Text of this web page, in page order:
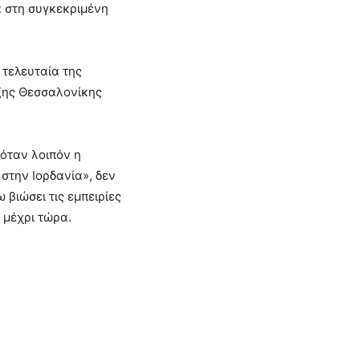
συγκεκριμένη
της
Θεσσαλονίκης
λοιπόν η
Ιορδανία», δεν
τις εμπειρίες
μέχρι τώρα.